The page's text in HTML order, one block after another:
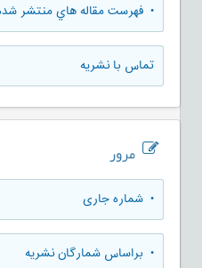
• فهرست مقاله هاي منتشر شده
تماس با نشریه
مرور
• شماره جاری
• براساس شمارگان نشریه